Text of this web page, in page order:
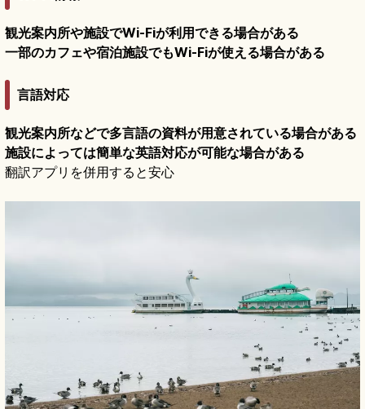
観光案内所や施設でWi-Fiが利用できる場合がある
一部のカフェや宿泊施設でもWi-Fiが使える場合がある
言語対応
観光案内所などで多言語の資料が用意されている場合がある
施設によっては簡単な英語対応が可能な場合がある
翻訳アプリを併用すると安心